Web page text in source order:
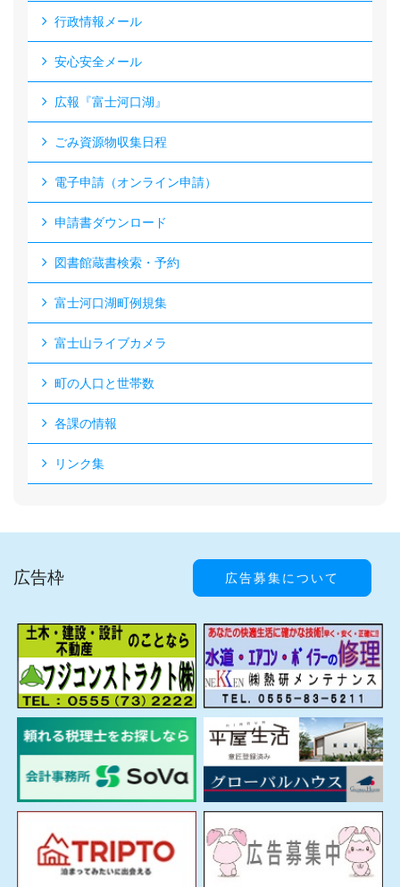
行政情報メール
安心安全メール
広報『富士河口湖』
ごみ資源物収集日程
電子申請（オンライン申請）
申請書ダウンロード
図書館蔵書検索・予約
富士河口湖町例規集
富士山ライブカメラ
町の人口と世帯数
各課の情報
リンク集
広告枠 広告募集について